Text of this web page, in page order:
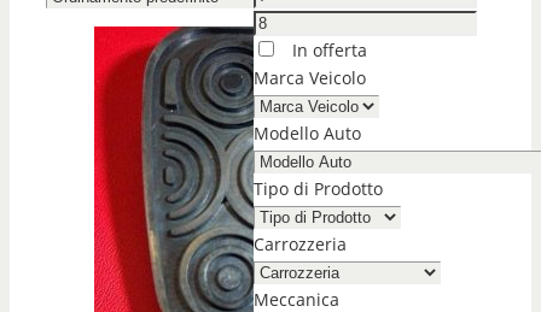
In offerta
Marca Veicolo
Modello Auto
Tipo di Prodotto
Carrozzeria
Meccanica